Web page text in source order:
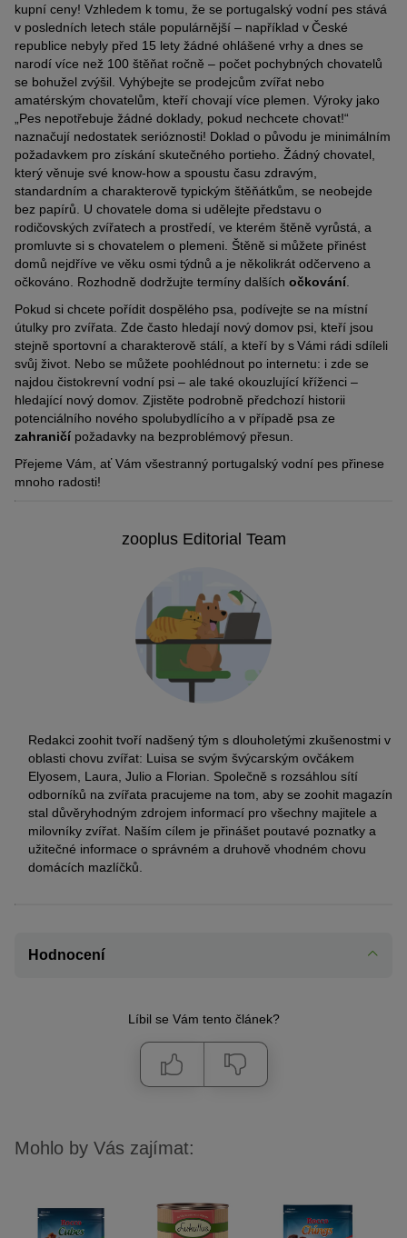
kupní ceny! Vzhledem k tomu, že se portugalský vodní pes stává
v posledních letech stále populárnější – například v České
republice nebyly před 15 lety žádné ohlášené vrhy a dnes se
narodí více než 100 štěňat ročně – počet pochybných chovatelů
se bohužel zvýšil. Vyhýbejte se prodejcům zvířat nebo
amatérským chovatelům, kteří chovají více plemen. Výroky jako
„Pes nepotřebuje žádné doklady, pokud nechcete chovat!“
naznačují nedostatek serióznosti! Doklad o původu je minimálním
požadavkem pro získání skutečného portieho. Žádný chovatel,
který věnuje své know-how a spoustu času zdravým,
standardním a charakterově typickým štěňátkům, se neobejde
bez papírů. U chovatele doma si udělejte představu o
rodičovských zvířatech a prostředí, ve kterém štěně vyrůstá, a
promluvte si s chovatelem o plemeni. Štěně si můžete přinést
domů nejdříve ve věku osmi týdnů a je několikrát odčerveno a
očkováno. Rozhodně dodržujte termíny dalších očkování
Pokud si chcete pořídit dospělého psa, podívejte se na místní
útulky pro zvířata. Zde často hledají nový domov psi, kteří jsou
stejně sportovní a charakterově stálí, a kteří by s Vámi rádi sdíleli
svůj život. Nebo se můžete poohlédnout po internetu: i zde se
najdou čistokrevní vodní psi – ale také okouzlující kříženci –
hledající nový domov. Zjistěte podrobně předchozí historii
potenciálního nového spolubydlícího a v případě psa ze
zahraničí požadavky na bezproblémový přesun.
Přejeme Vám, ať Vám všestranný portugalský vodní pes přinese
mnoho radosti!
zooplus Editorial Team
Redakci zoohit tvoří nadšený tým s dlouholetými zkušenostmi v
oblasti chovu zvířat: Luisa se svým švýcarským ovčákem
Elyosem, Laura, Julio a Florian. Společně s rozsáhlou sítí
odborníků na zvířata pracujeme na tom, aby se zoohit magazín
stal důvěryhodným zdrojem informací pro všechny majitele a
milovníky zvířat. Naším cílem je přinášet poutavé poznatky a
užitečné informace o správném a druhově vhodném chovu
domácích mazlíčků.
Hodnocení
Líbil se Vám tento článek?
Mohlo by Vás zajímat: